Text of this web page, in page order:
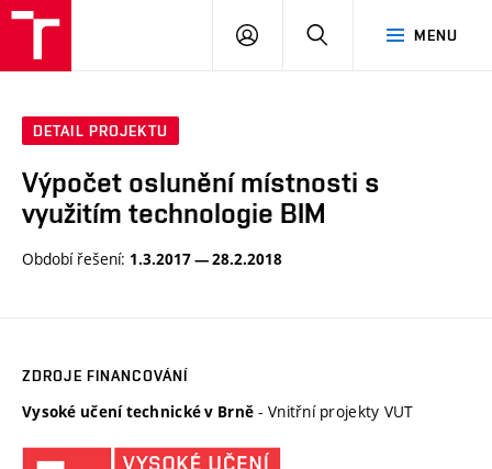
MENU
PŘIHLÁSIT
DETAIL PROJEKTU
Výpočet oslunění místnosti s
využitím technologie BIM
Období řešení: 1.3.2017 — 28.2.2018
ZDROJE FINANCOVÁNÍ
Vysoké učení technické v Brně - Vnitřní projekty VUT